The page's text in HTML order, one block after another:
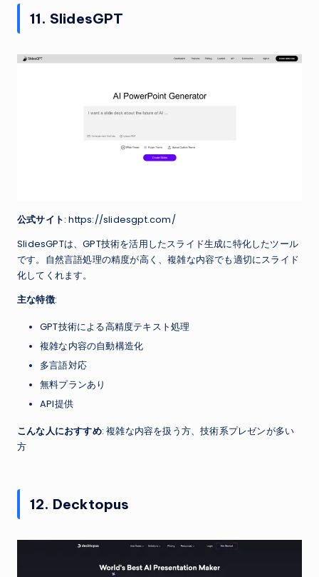
11. SlidesGPT
公式サイト: https://slidesgpt.com/
SlidesGPTは、GPT技術を活用したスライド生成に特化したツール
です。自然言語処理の精度が高く、複雑な内容でも適切にスライド
化してくれます。
主な特徴:
GPT技術による高精度テキスト処理
複雑な内容の自動構造化
多言語対応
無料プランあり
API提供
こんな人におすすめ: 複雑な内容を扱う方、技術系プレゼンが多い
方
12. Decktopus